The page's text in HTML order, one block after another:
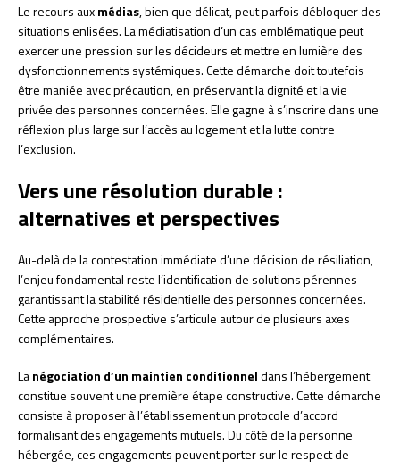
Le recours auxmédias, bien que délicat, peut parfois débloquer des
situations enlisées. La médiatisation d’un cas emblématique peut
exercer une pression sur les décideurs et mettre en lumière des
dysfonctionnements systémiques. Cette démarche doit toutefois
être maniée avec précaution, en préservant la dignité et la vie
privée des personnes concernées. Elle gagne à s’inscrire dans une
réflexion plus large sur l’accès au logement et la lutte contre
l’exclusion.
Vers une résolution durable :
alternatives et perspectives
Au-delà de la contestation immédiate d’une décision de résiliation,
l’enjeu fondamental reste l’identification de solutions pérennes
garantissant la stabilité résidentielle des personnes concernées.
Cette approche prospective s’articule autour de plusieurs axes
complémentaires.
Lanégociation d’un maintien conditionneldans l’hébergement
constitue souvent une première étape constructive. Cette démarche
consiste à proposer à l’établissement un protocole d’accord
formalisant des engagements mutuels. Du côté de la personne
hébergée, ces engagements peuvent porter sur le respect de